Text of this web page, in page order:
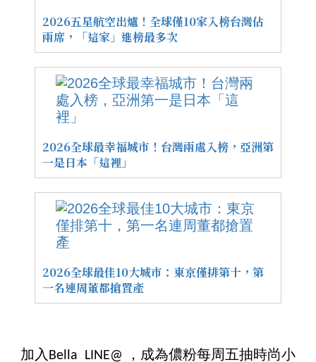
2026五星航空出爐！全球僅10家入榜台灣佔
兩席，「這家」進榜最多次
2026全球最幸福城市！台灣兩處入榜，亞洲第
一是日本「這裡」
2026全球最佳10大城市：東京僅排第十，第
一名連周董都搶置產
加入Bella LINE@ ，成為儂粉每周五抽時尚小